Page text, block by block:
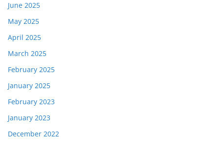
June 2025
May 2025
April 2025
March 2025
February 2025
January 2025
February 2023
January 2023
December 2022